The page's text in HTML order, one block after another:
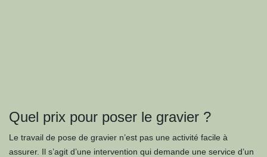
Quel prix pour poser le gravier ?
Le travail de pose de gravier n’est pas une activité facile à
assurer. Il s’agit d’une intervention qui demande une service d’un